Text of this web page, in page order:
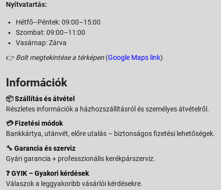
Nyitvatartás:
Hétfő–Péntek: 09:00–15:00
Szombat: 09:00–11:00
Vasárnap: Zárva
👉 Bolt megtekintése a térképen (Google Maps link)
Információk
📦Szállítás és átvétel
Részletes információk a házhozszállításról és személyes átvételről.
💳Fizetési módok
Bankkártya, utánvét, előre utalás – biztonságos fizetési lehetőségek.
🔧 Garancia és szerviz
Gyári garancia + professzionális kerékpárszerviz.
❓GYIK – Gyakori kérdések
Válaszok a leggyakoribb vásárlói kérdésekre.